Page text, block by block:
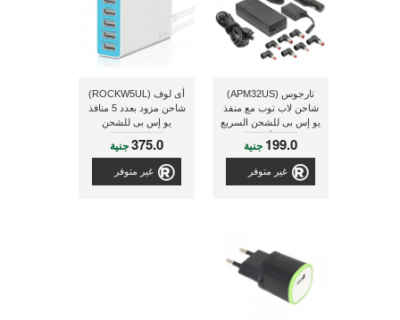
تارجوس (APM32US)
شاحن لاب توب مع منفذ
يو إس بى للشحن السريع
2.1 أمبير
199.0 جنية
غير متوفر
أى لوف (ROCKW5UL)
شاحن مزود بعدد 5 منافذ
يو إس بى للشحن
375.0جنية
غير متوفر